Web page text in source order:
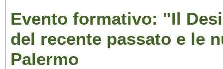
Evento formativo: "Il
del recente passato e le
Palermo